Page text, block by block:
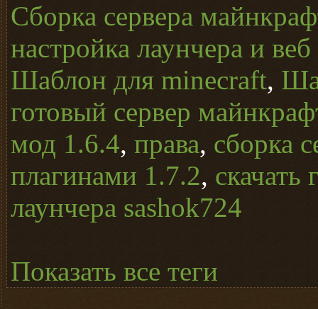
Сборка сервера
настройка лаунчера и веб
Шаблон для minecraft,
готовый сервер
мод 1.6.4, права, сборка
плагинами 1.7.2, скачать
лаунчера sashok724
Показать все теги